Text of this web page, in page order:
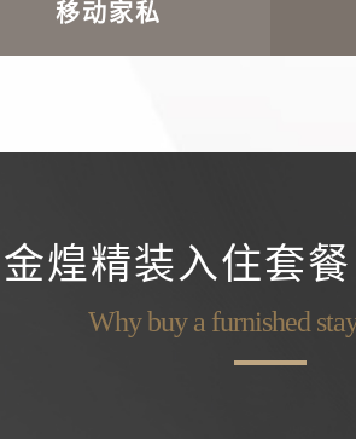
移动家私
煌精装入住套
Why buy a furnished